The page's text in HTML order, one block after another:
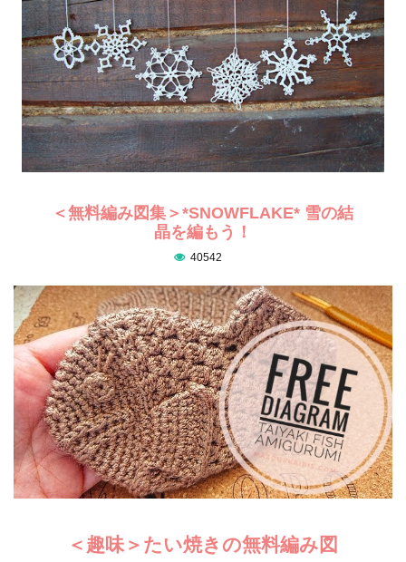
＜無料編み図集＞*SNOWFLAKE* 雪の結
晶を編もう！
40542
＜趣味＞たい焼きの無料編み図